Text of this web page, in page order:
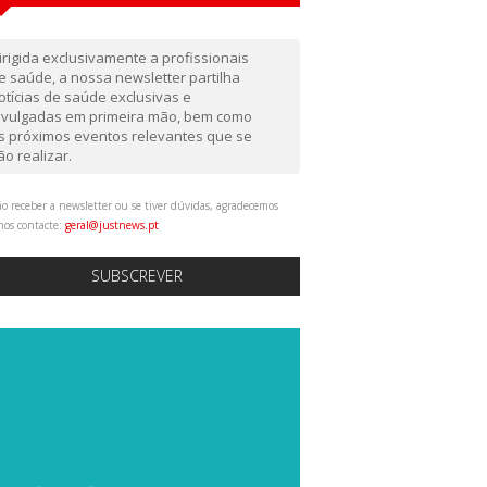
exclusivamente a profissionais
saúde, a nossa newsletter partilha
de saúde exclusivas e
em primeira mão, bem como
próximos eventos relevantes que se
realizar.
receber a newsletter ou se tiver dúvidas, agradecemos
contacte: geral@justnews.pt
SUBSCREVER